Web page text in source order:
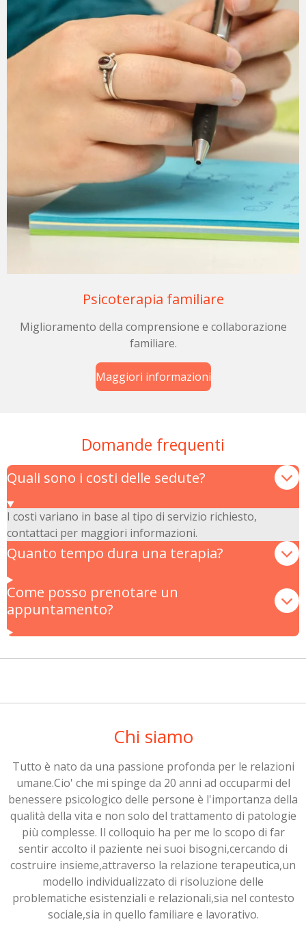
Psicoterapia familiare
Miglioramento della comprensione e collaborazione
familiare.
Maggiori informazioni
Domande frequenti
Quali sono i costi delle sedute?
I costi variano in base al tipo di servizio richiesto,
contattaci per maggiori informazioni.
Quanto tempo dura una terapia?
Come posso prenotare un
appuntamento?
Chi siamo
Tutto è nato da una passione profonda per le relazioni
umane.Cio' che mi spinge da 20 anni ad occuparmi del
benessere psicologico delle persone è l'importanza della
qualità della vita e non solo del trattamento di patologie
più complesse. Il colloquio ha per me lo scopo di far
sentir accolto il paziente nei suoi bisogni,cercando di
costruire insieme,attraverso la relazione terapeutica,un
modello individualizzato di risoluzione delle
problematiche esistenziali e relazionali,sia nel contesto
sociale,sia in quello familiare e lavorativo.